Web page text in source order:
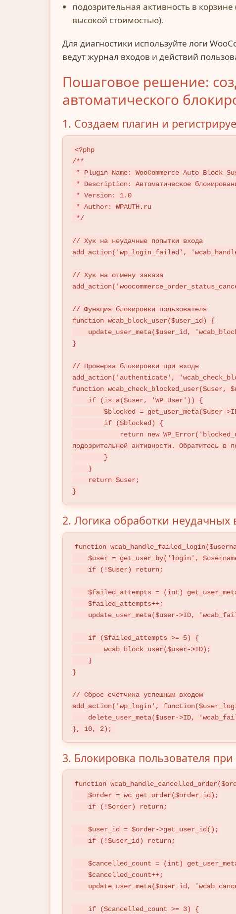
подозрительная активность в
высокой стоимостью).
Для диагностики используйте логи
ведут журнал входов и действий
Пошаговое решение:
автоматического
1. Создаем плагин и
<?php
/**
// Хук на неудачные попытки входа
add_action('wp_login_failed',
// Хук на отмену заказа
// Функция блокировки пользователя
function wcab_block_user($user_id) {
}
// Проверка блокировки при входе
add_action('authenticate',
function wcab_check_blocked_user($user,
        $blocked = get_user_meta($user->ID, 'wcab_blocked', true);
подозрительной активности. Обратитесь в
}
2. Логика обработки неудачных
function
    $user = get_user_by('login', $username);
    $failed_attempts = (int) get_user_meta($user->ID, 'wcab_failed_logins', true);
    $failed_attempts++;
        wcab_block_user($user->ID);
}
// Сброс счетчика успешным входом
add_action('wp_login',
}, 10, 2);
3. Блокировка пользователя
function
    $order = wc_get_order($order_id);
    $user_id = $order->get_user_id();
    $cancelled_count = (int) get_user_meta($user_id, 'wcab_cancelled_orders', true);
    $cancelled_count++;